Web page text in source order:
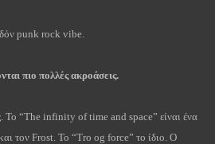
punk rock vibe.
πιο πολλές ακροάσεις.
Το “The infinity of time and space” είναι ένα
τον Frost. Το “Tro og force” το ίδιο. Ο